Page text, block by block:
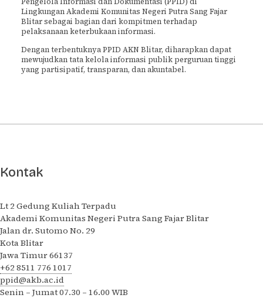
Lingkungan Akademi Komunitas Negeri Putra Sang Fajar
Blitar sebagai bagian dari kompitmen terhadap
pelaksanaan keterbukaan informasi.
Dengan terbentuknya PPID AKN Blitar, diharapkan dapat
mewujudkan tata kelola informasi publik perguruan tinggi
yang partisipatif, transparan, dan akuntabel.
Kontak
Lt 2 Gedung Kuliah Terpadu
Akademi Komunitas Negeri Putra Sang Fajar Blitar
Jalan dr. Sutomo No. 29
Kota Blitar
Jawa Timur 66137
+62 8511 776 1017
ppid@akb.ac.id
Senin – Jumat 07.30 – 16.00 WIB